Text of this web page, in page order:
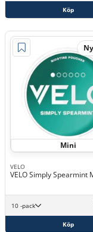
Köp
Mini
VELO
VELO Simply Spearmint
10 -pack
Köp